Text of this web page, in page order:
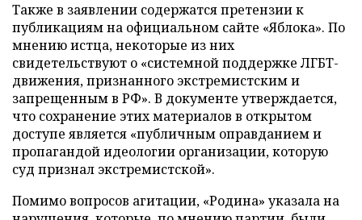
Также в заявлении содержатся претензии к
публикациям на официальном сайте «Яблока». По
мнению истца, некоторые из них
свидетельствуют о «системной поддержке ЛГБТ-
движения, признанного экстремистским и
запрещенным в РФ». В документе утверждается,
что сохранение этих материалов в открытом
доступе является «публичным оправданием и
пропагандой идеологии организации, которую
суд признал экстремистской».
Помимо вопросов агитации, «Родина» указала на